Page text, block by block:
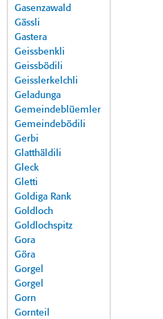
Gasenzawald
Gässli
Gastera
Geissbenkli
Geissbödili
Geisslerkelchli
Geladunga
Gemeindeblüemler
Gemeindebödili
Gerbi
Glatthäldili
Gleck
Gletti
Goldiga Rank
Goldloch
Goldlochspitz
Gora
Göra
Gorgel
Gorgel
Gorn
Gornteil